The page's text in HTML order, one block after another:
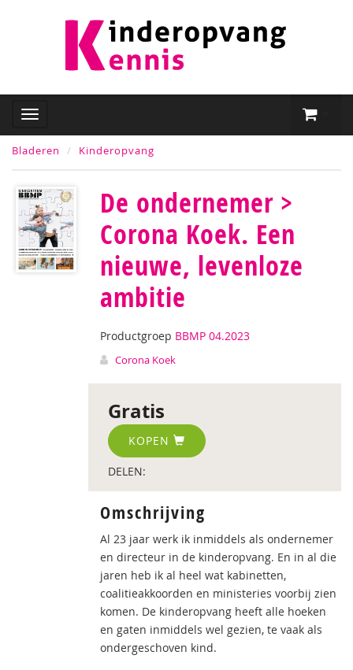
Bladeren Kinderopvang
De ondernemer >
Corona Koek. Een
nieuwe, levenloze
ambitie
Productgroep BBMP 04.2023
Corona Koek
Gratis
KOPEN
DELEN:
Omschrijving
Al 23 jaar werk ik inmiddels als ondernemer
en directeur in de kinderopvang. En in al die
jaren heb ik al heel wat kabinetten,
coalitieakkoorden en ministeries voorbij zien
komen. De kinderopvang heeft alle hoeken
en gaten inmiddels wel gezien, te vaak als
ondergeschoven kind.